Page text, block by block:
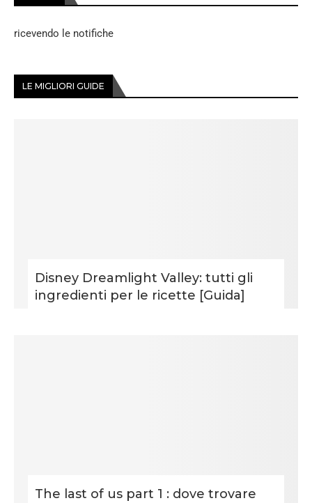
ricevendo le notifiche
LE MIGLIORI GUIDE
Disney Dreamlight Valley: tutti gli
ingredienti per le ricette [Guida]
The last of us part 1 : dove trovare